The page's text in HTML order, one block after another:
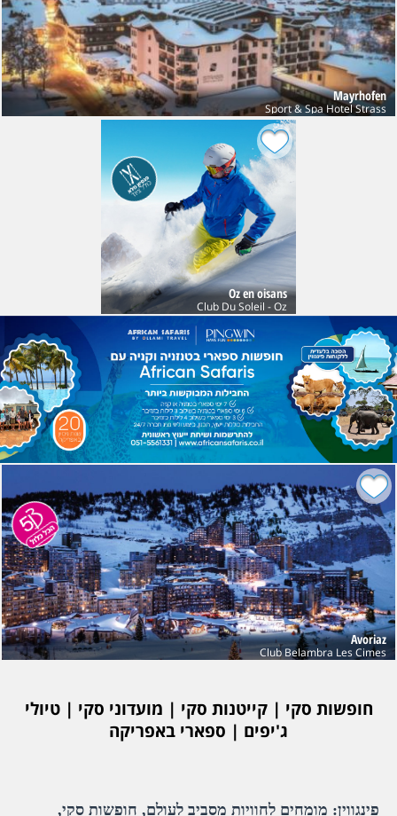
Mayrhofen
Sport & Spa Hotel Strass
Oz en oisans
Club Du Soleil - Oz
Avoriaz
Club Belambra Les Cimes
חופשות סקי | קייטנות סקי | מועדוני סקי | טיולי
ג'יפים | ספארי באפריקה
פינגווין: מומחים לחוויות מסביב לעולם, חופשות סקי,